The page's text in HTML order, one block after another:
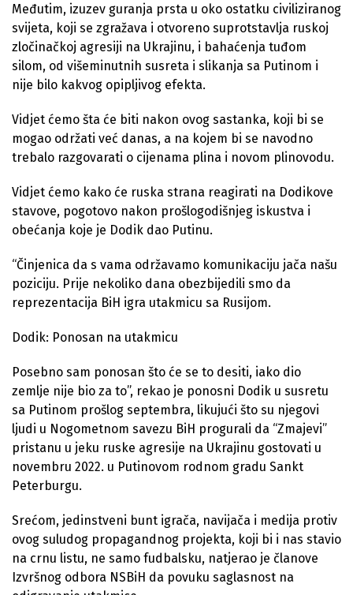
Međutim, izuzev guranja prsta u oko ostatku civiliziranog
svijeta, koji se zgražava i otvoreno suprotstavlja ruskoj
zločinačkoj agresiji na Ukrajinu, i bahaćenja tuđom
silom, od višeminutnih susreta i slikanja sa Putinom i
nije bilo kakvog opipljivog efekta.
Vidjet ćemo šta će biti nakon ovog sastanka, koji bi se
mogao održati već danas, a na kojem bi se navodno
trebalo razgovarati o cijenama plina i novom plinovodu.
Vidjet ćemo kako će ruska strana reagirati na Dodikove
stavove, pogotovo nakon prošlogodišnjeg iskustva i
obećanja koje je Dodik dao Putinu.
“Činjenica da s vama održavamo komunikaciju jača našu
poziciju. Prije nekoliko dana obezbijedili smo da
reprezentacija BiH igra utakmicu sa Rusijom.
Dodik: Ponosan na utakmicu
Posebno sam ponosan što će se to desiti, iako dio
zemlje nije bio za to”, rekao je ponosni Dodik u susretu
sa Putinom prošlog septembra, likujući što su njegovi
ljudi u Nogometnom savezu BiH progurali da “Zmajevi”
pristanu u jeku ruske agresije na Ukrajinu gostovati u
novembru 2022. u Putinovom rodnom gradu Sankt
Peterburgu.
Srećom, jedinstveni bunt igrača, navijača i medija protiv
ovog suludog propagandnog projekta, koji bi i nas stavio
na crnu listu, ne samo fudbalsku, natjerao je članove
Izvršnog odbora NSBiH da povuku saglasnost na